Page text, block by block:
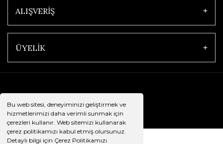
Bu web sitesi, deneyiminizi geliştirmek ve
hizmetlerimizi daha verimli sunmak için
çerezleri kullanır. Web sitemizi kullanarak
çerez politikamızı kabul etmiş olursunuz.
Detaylı bilgi için Çerez Politikamızı
ALIŞVERİŞ
ÜYELİK